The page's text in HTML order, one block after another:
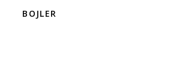
BOJLER